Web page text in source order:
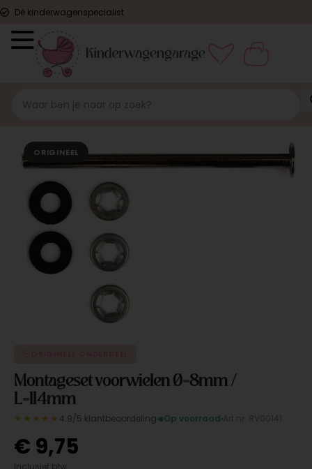
Dé kinderwagenspecialist
ORIGINEEL
Montageset voorwielen Ø=8mm /
L=114mm
★★★★★ 4.9/5 klantbeoordeling Op voorraad
€ 9,75